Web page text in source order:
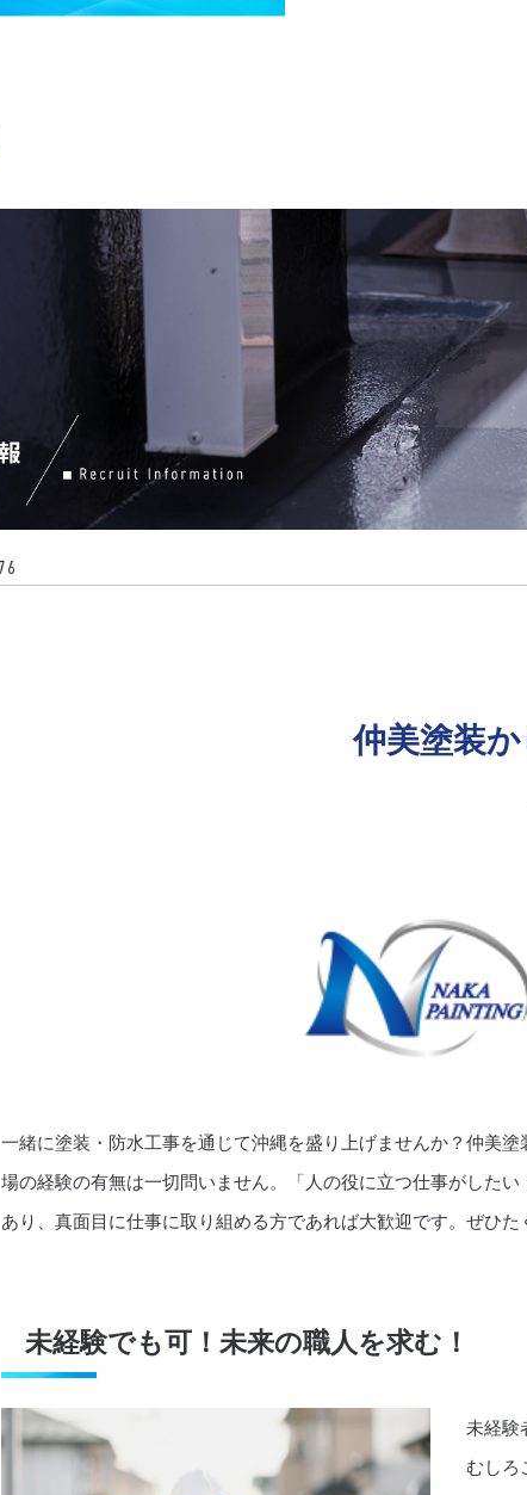
仲美塗装
一緒に塗装・防水工事を通じて沖縄を盛り上げませんか？仲美
場の経験の有無は一切問いません。「人の役に立つ仕事がした
あり、真面目に仕事に取り組める方であれば大歓迎です。ぜひた
未経験でも可！未来の職人を求む！
未経験
むしろ